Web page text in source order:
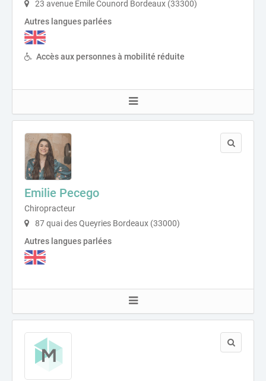
23 avenue Emile Counord Bordeaux (33300)
Autres langues parlées
Accès aux personnes à mobilité réduite
Emilie Pecego
Chiropracteur
87 quai des Queyries Bordeaux (33000)
Autres langues parlées